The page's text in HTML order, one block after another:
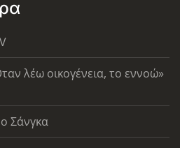
λέω οικογένεια, το εννοώ»
Σάνγκα